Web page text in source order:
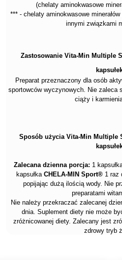
(chelaty aminokwasowe
*** - chelaty aminokwasowe
innymi związkami
Zastosowanie Vita-Min Multiple
Preparat przeznaczony dla osób
sportowców wyczynowych. Nie zaleca
ciąży i
Sposób użycia Vita-Min Multiple
Zalecana dzienna porcja: 1
kapsułka CHELA-MIN Sport®1 raz
popijając dużą ilością wody. Nie
preparatami
Nie należy przekraczać zalecanej
dnia. Suplement diety nie może
zróżnicowanej diety. Zalecany jest
zdrowy tryb